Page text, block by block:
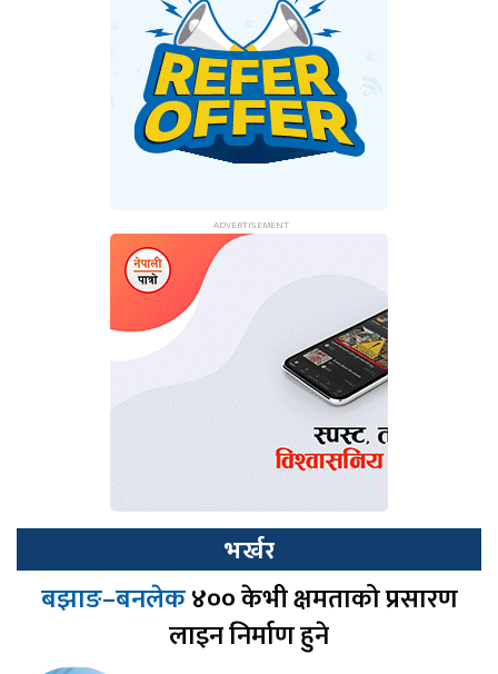
भर्खर
बझाङ–बनलेक४०० केभी क्षमताको प्रसारण
लाइन निर्माण हुने